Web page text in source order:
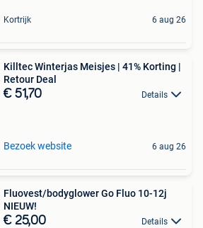
Kortrijk 6 aug 26
Killtec Winterjas Meisjes | 41% Korting |
Retour Deal
€ 51,70 Details
Bezoek website 6 aug 26
Fluovest/bodyglower Go Fluo 10-12j
NIEUW!
€ 25,00 Details